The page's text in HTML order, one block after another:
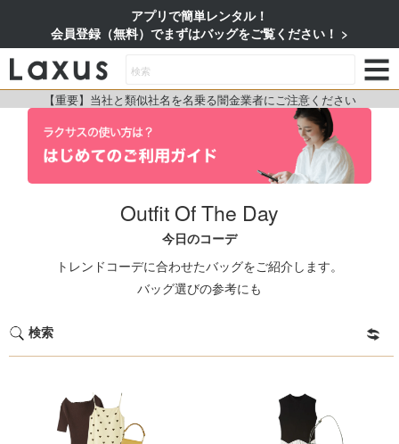
アプリで簡単レンタル！
会員登録（無料）でまずはバッグをご覧ください！
【重要】当社と類似社名を名乗る闇金業者にご注意ください
Outfit Of The Day
今日のコーデ
トレンドコーデに合わせたバッグをご紹介します。
バッグ選びの参考にも
検索